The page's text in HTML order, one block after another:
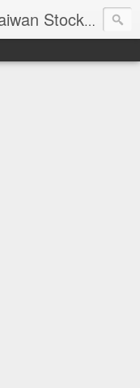
上班族投資理財 - Invest In Taiwan Stock Market